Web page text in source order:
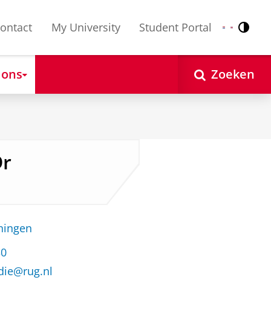
My University Student Portal Nederlands
English
Zoeken